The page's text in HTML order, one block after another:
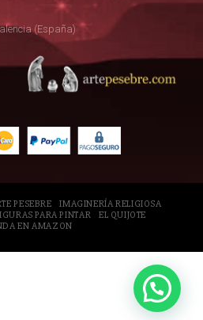
(España)
PESEBRE
IMAGINERÍA RELIGIOSA
PARA PINTAR
EL QUIJOTE
EN AMAZON